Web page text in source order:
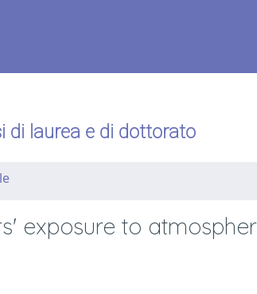
di laurea e di dottorato
exposure to